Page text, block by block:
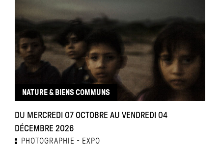
NATURE & BIENS COMMUNS
DU MERCREDI 07 OCTOBRE AU VENDREDI 04
DÉCEMBRE 2026
PHOTOGRAPHIE EXPO